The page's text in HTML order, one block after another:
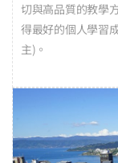
切與高品質的教學
得最好的個人學習
主)。